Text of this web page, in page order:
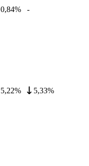
0,84% -
5,22% 5,33%